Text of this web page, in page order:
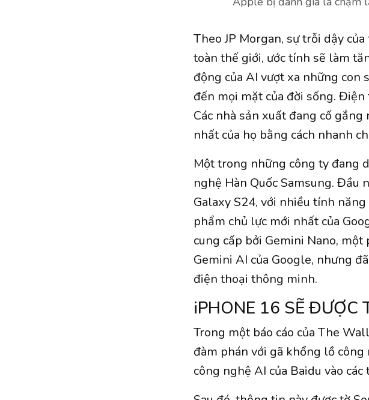
Theo JP Morgan, sự trỗi dậy
toàn thế giới, ước tính sẽ làm
động của AI vượt xa những con
đến mọi mặt của đời sống.
Các nhà sản xuất đang cố
nhất của họ bằng cách nhanh
Một trong những công ty đang
nghệ Hàn Quốc Samsung. Đầu
Galaxy S24, với nhiều tính
phẩm chủ lực mới nhất của
cung cấp bởi Gemini Nano,
Gemini AI của Google, nhưng
điện thoại thông minh.
iPHONE 16 SẼ ĐƯỢC
Trong một báo cáo của The
đàm phán với gã khổng lồ công
công nghệ AI của Baidu vào